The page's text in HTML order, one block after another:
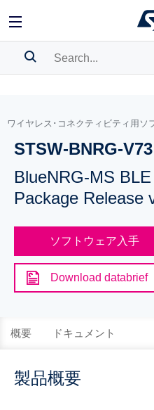
BOOKMARK
Pleaselog into show your
ワイヤレス･コネクティビティ用ソ
STSW-BNRG-V73
BlueNRG-MS
Package Release
ソフトウェア入手
Download databrief
概要 ドキュメント
製品概要